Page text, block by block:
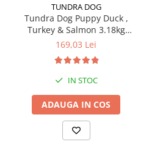
TUNDRA DOG
Tundra Dog Puppy Duck ,
Turkey & Salmon 3.18kg
(Rata , curcan & somon)
169,03 Lei
IN STOC
ADAUGA IN COS